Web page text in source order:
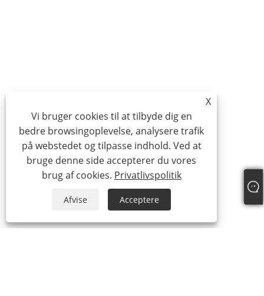
X
Vi bruger cookies til at tilbyde dig en
bedre browsingoplevelse, analysere trafik
på webstedet og tilpasse indhold. Ved at
bruge denne side accepterer du vores
brug af cookies. Privatlivspolitik
Afvise Acceptere